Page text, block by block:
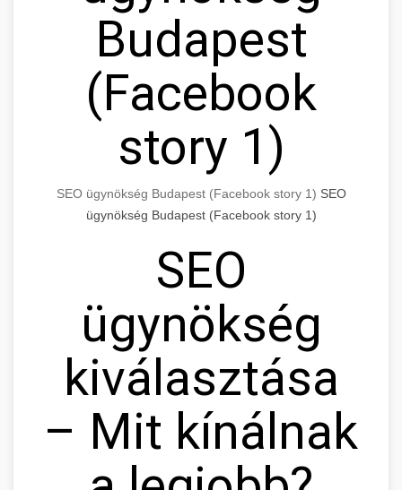
Budapest
(Facebook
story 1)
SEO ügynökség Budapest (Facebook story 1) SEO
ügynökség Budapest (Facebook story 1)
SEO
ügynökség
kiválasztása
– Mit kínálnak